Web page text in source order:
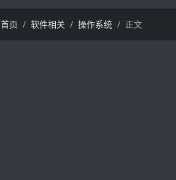
首页 软件相关 操作系统 正文